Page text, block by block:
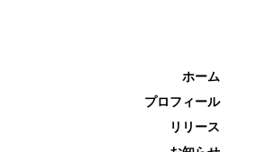
ホーム
プロフィール
リリース